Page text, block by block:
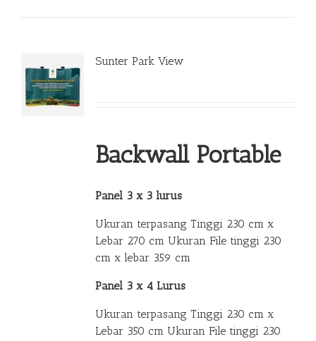
Sunter Park View
Backwall Portable
Panel 3 x 3 lurus
Ukuran terpasang Tinggi 230 cm x
Lebar 270 cm Ukuran File tinggi 230
cm x lebar 359 cm
Panel 3 x 4 Lurus
Ukuran terpasang Tinggi 230 cm x
Lebar 350 cm Ukuran File tinggi 230